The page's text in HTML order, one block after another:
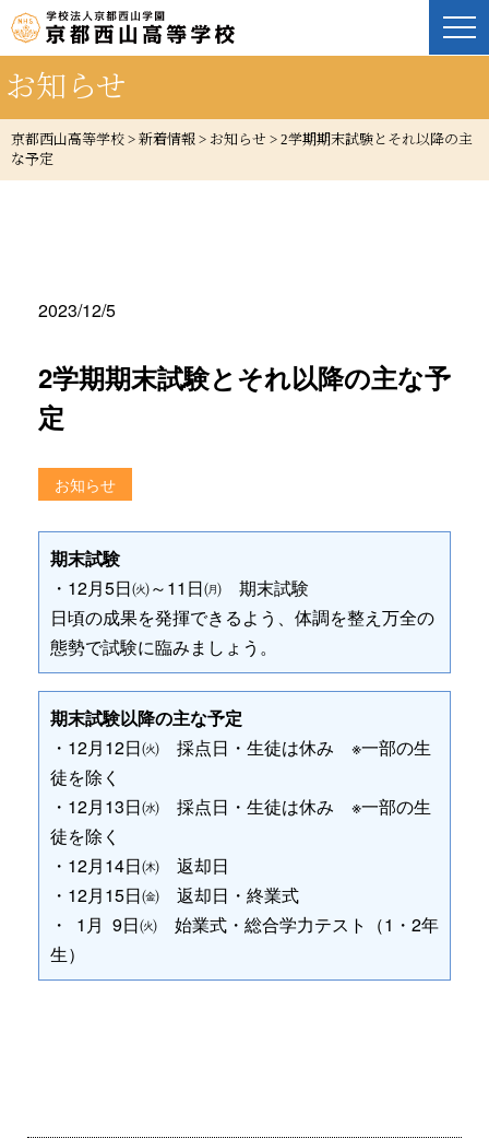
お知らせ
京都西山高等学校 > 新着情報 > お知らせ > 2学期期末試験とそれ以降の主
な予定
2023/12/5
2学期期末試験とそれ以降の主な予
定
お知らせ
期末試験
・12月5日㈫～11日㈪ 期末試験
日頃の成果を発揮できるよう、体調を整え万全の
態勢で試験に臨みましょう。
期末試験以降の主な予定
・12月12日㈫ 採点日・生徒は休み ※一部の生
徒を除く
・12月13日㈬ 採点日・生徒は休み ※一部の生
徒を除く
・12月14日㈭ 返却日
・12月15日㈮ 返却日・終業式
・ 1月 9日㈫ 始業式・総合学力テスト（1・2年
生）